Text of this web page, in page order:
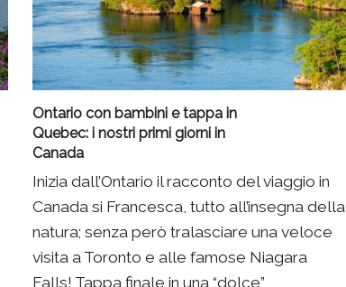
Ontario con bambini e tappa in
Quebec: i nostri primi giorni in
Canada
Inizia dall’Ontario il racconto del viaggio in
Canada si Francesca, tutto all’insegna della
natura; senza però tralasciare una veloce
visita a Toronto e alle famose Niagara
Falls! Tappa finale in una “dolce”